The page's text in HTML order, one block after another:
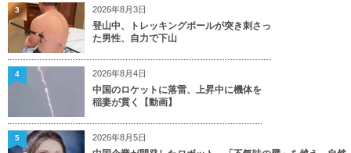
2026年8月3日
登山中、トレッキングポールが突き刺さっ
た男性、自力で下山
3
2026年8月4日
中国のロケットに落雷、上昇中に機体を
稲妻が貫く【動画】
4
2026年8月5日
5